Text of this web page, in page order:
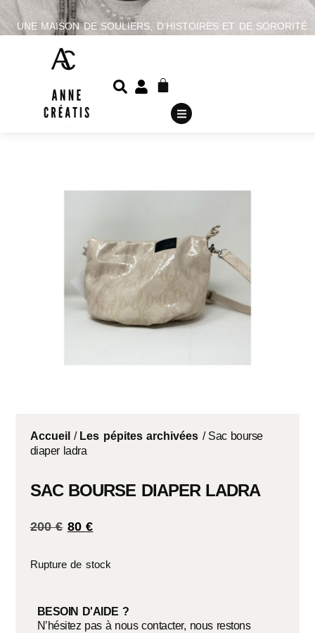
UNE MAISON DE SOULIERS, D’HISTOIRES ET DE SORORITÉ
Accueil / Les pépites archivées / Sac bourse
diaper ladra
SAC BOURSE DIAPER LADRA
200€ 80€
Rupture de stock
BESOIN D'AIDE ?
N’hésitez pas à nous contacter, nous restons